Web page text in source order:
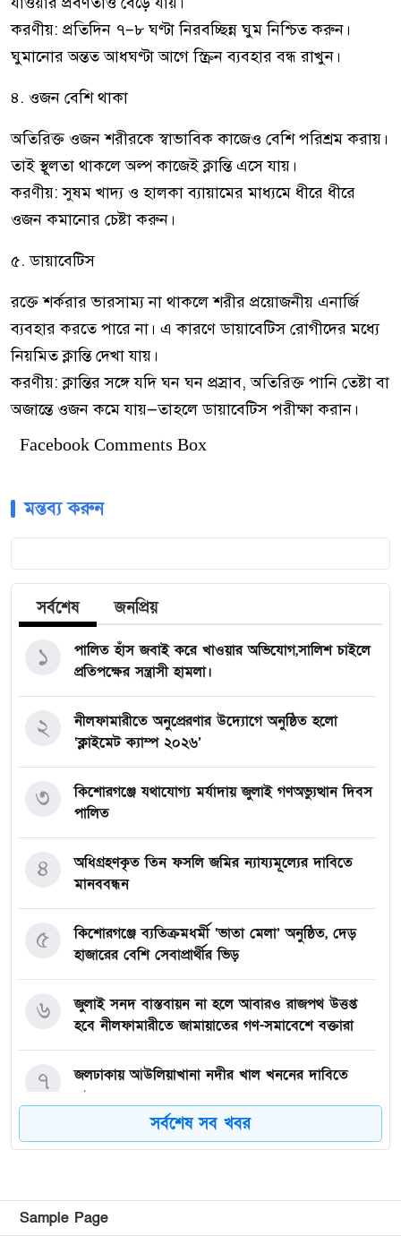
করণীয়: প্রতিদিন ৭–৮ ঘণ্টা নিরবচ্ছিন্ন ঘুম নিশ্চিত করুন।
ঘুমানোর অন্তত আধঘণ্টা আগে স্ক্রিন ব্যবহার বন্ধ রাখুন।
৪. ওজন বেশি থাকা
অতিরিক্ত ওজন শরীরকে স্বাভাবিক কাজেও বেশি পরিশ্রম করায়।
তাই স্থূলতা থাকলে অল্প কাজেই ক্লান্তি এসে যায়।
করণীয়: সুষম খাদ্য ও হালকা ব্যায়ামের মাধ্যমে ধীরে ধীরে
ওজন কমানোর চেষ্টা করুন।
৫. ডায়াবেটিস
রক্তে শর্করার ভারসাম্য না থাকলে শরীর প্রয়োজনীয় এনার্জি
ব্যবহার করতে পারে না। এ কারণে ডায়াবেটিস রোগীদের মধ্যে
নিয়মিত ক্লান্তি দেখা যায়।
করণীয়: ক্লান্তির সঙ্গে যদি ঘন ঘন প্রস্রাব, অতিরিক্ত পানি তেষ্টা বা
অজান্তে ওজন কমে যায়—তাহলে ডায়াবেটিস পরীক্ষা করান।
Facebook Comments Box
মন্তব্য করুন
সর্বশেষ জনপ্রিয়
পালিত হাঁস জবাই করে খাওয়ার অভিযোগ,সালিশ চাইলে
প্রতিপক্ষের সন্ত্রাসী হামলা।
১
নীলফামারীতে অনুপ্রেরণার উদ্যোগে অনুষ্ঠিত হলো
‘ক্লাইমেট ক্যাম্প ২০২৬’
২
কিশোরগঞ্জে যথাযোগ্য মর্যাদায় জুলাই গণঅভ্যুত্থান দিবস
পালিত
৩
অধিগ্রহণকৃত তিন ফসলি জমির ন্যায্যমূল্যের দাবিতে
মানববন্ধন
৪
কিশোরগঞ্জে ব্যতিক্রমধর্মী ‘ভাতা মেলা’ অনুষ্ঠিত, দেড়
হাজারের বেশি সেবাপ্রার্থীর ভিড়
৫
জুলাই সনদ বাস্তবায়ন না হলে আবারও রাজপথ উত্তপ্ত
হবে নীলফামারীতে জামায়াতের গণ-সমাবেশে বক্তারা
৬
জলঢাকায় আউলিয়াখানা নদীর খাল খননের দাবিতে
মানববন্ধন
৭
দেবীগঞ্জ ইকরা মডেল মাদ্রাসার দুই শিক্ষার্থীর হিফজ
৮
কিশোরগঞ্জে ৮০ পিস ট্যাপেন্টাডল ট্যাবলেটসহ গ্রেপ্তার ২,
৯
সর্বশেষ সব খবর
Sample Page